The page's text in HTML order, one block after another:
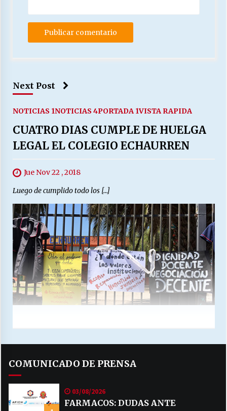
Next Post
NOTICIAS 1NOTICIAS 4PORTADA 1VISTA RAPIDA
CUATRO DIAS CUMPLE DE HUELGA
LEGAL EL COLEGIO ECHAURREN
Jue Nov 22 , 2018
Luego de cumplido todo los […]
COMUNICADO DE PRENSA
03/08/2026
FARMACOS: DUDAS ANTE